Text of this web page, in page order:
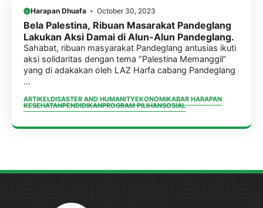
Harapan Dhuafa October 30, 2023
Bela Palestina, Ribuan Masarakat Pandeglang
Lakukan Aksi Damai di Alun-Alun Pandeglang.
Sahabat, ribuan masyarakat Pandeglang antusias ikuti
aksi solidaritas dengan tema “Palestina Memanggil”
yang di adakakan oleh LAZ Harfa cabang Pandeglang
...
ARTIKELDISASTER AND HUMANITYEKONOMIKABAR HARAPAN
KESEHATANPENDIDIKANPROGRAM PILIHANSOSIAL